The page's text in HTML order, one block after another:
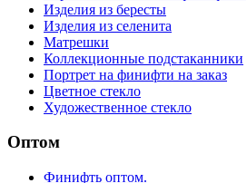
Изделия из бересты
Изделия из селенита
Матрешки
Коллекционные подстаканники
Портрет на финифти на заказ
Цветное стекло
Художественное стекло
Оптом
Финифть оптом.